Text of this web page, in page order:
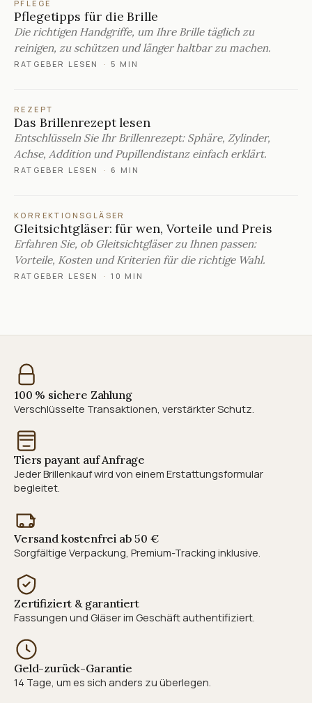
PFLEGE
Pflegetipps für die Brille
Die richtigen Handgriffe, um Ihre Brille täglich zu
reinigen, zu schützen und länger haltbar zu machen.
RATGEBER LESEN · 5 MIN
REZEPT
Das Brillenrezept lesen
Entschlüsseln Sie Ihr Brillenrezept: Sphäre, Zylinder,
Achse, Addition und Pupillendistanz einfach erklärt.
RATGEBER LESEN · 6 MIN
KORREKTIONSGLÄSER
Gleitsichtgläser: für wen, Vorteile und Preis
Erfahren Sie, ob Gleitsichtgläser zu Ihnen passen:
Vorteile, Kosten und Kriterien für die richtige Wahl.
RATGEBER LESEN · 10 MIN
100 % sichere Zahlung
Verschlüsselte Transaktionen, verstärkter Schutz.
Tiers payant auf Anfrage
Jeder Brillenkauf wird von einem Erstattungsformular
begleitet.
Versand kostenfrei ab 50 €
Sorgfältige Verpackung, Premium-Tracking inklusive.
Zertifiziert & garantiert
Fassungen und Gläser im Geschäft authentifiziert.
Geld-zurück-Garantie
14 Tage, um es sich anders zu überlegen.